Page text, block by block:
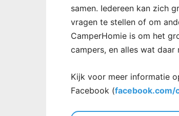
samen. Iedereen kan zich
vragen te stellen of om
CamperHomie is om het
campers, en alles wat daar
Kijk voor meer informatie
Facebook (facebook.com/